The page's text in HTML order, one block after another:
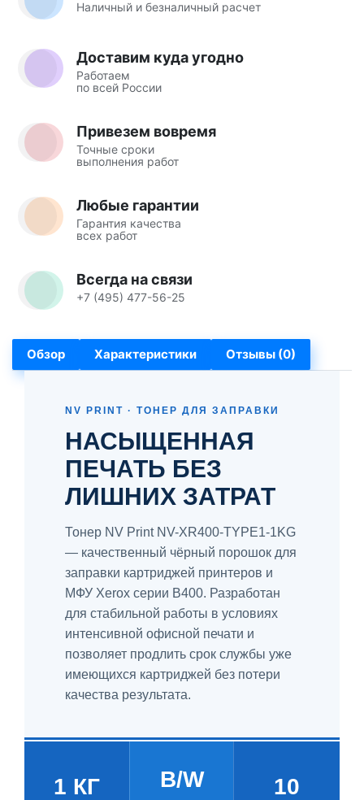
Наличный и безналичный расчет
Доставим куда угодно
Работаем
по всей России
Привезем вовремя
Точные сроки
выполнения работ
Любые гарантии
Гарантия качества
всех работ
Всегда на связи
+7 (495) 477-56-25
Обзор Характеристики Отзывы (0)
NV PRINT · ТОНЕР ДЛЯ ЗАПРАВКИ
НАСЫЩЕННАЯ
ПЕЧАТЬ БЕЗ
ЛИШНИХ ЗАТРАТ
Тонер NV Print NV-XR400-TYPE1-1KG
— качественный чёрный порошок для
заправки картриджей принтеров и
МФУ Xerox серии B400. Разработан
для стабильной работы в условиях
интенсивной офисной печати и
позволяет продлить срок службы уже
имеющихся картриджей без потери
качества результата.
1 КГ B/W 10